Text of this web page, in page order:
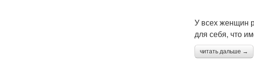
У всех женщин
для себя, что
читать дальше →